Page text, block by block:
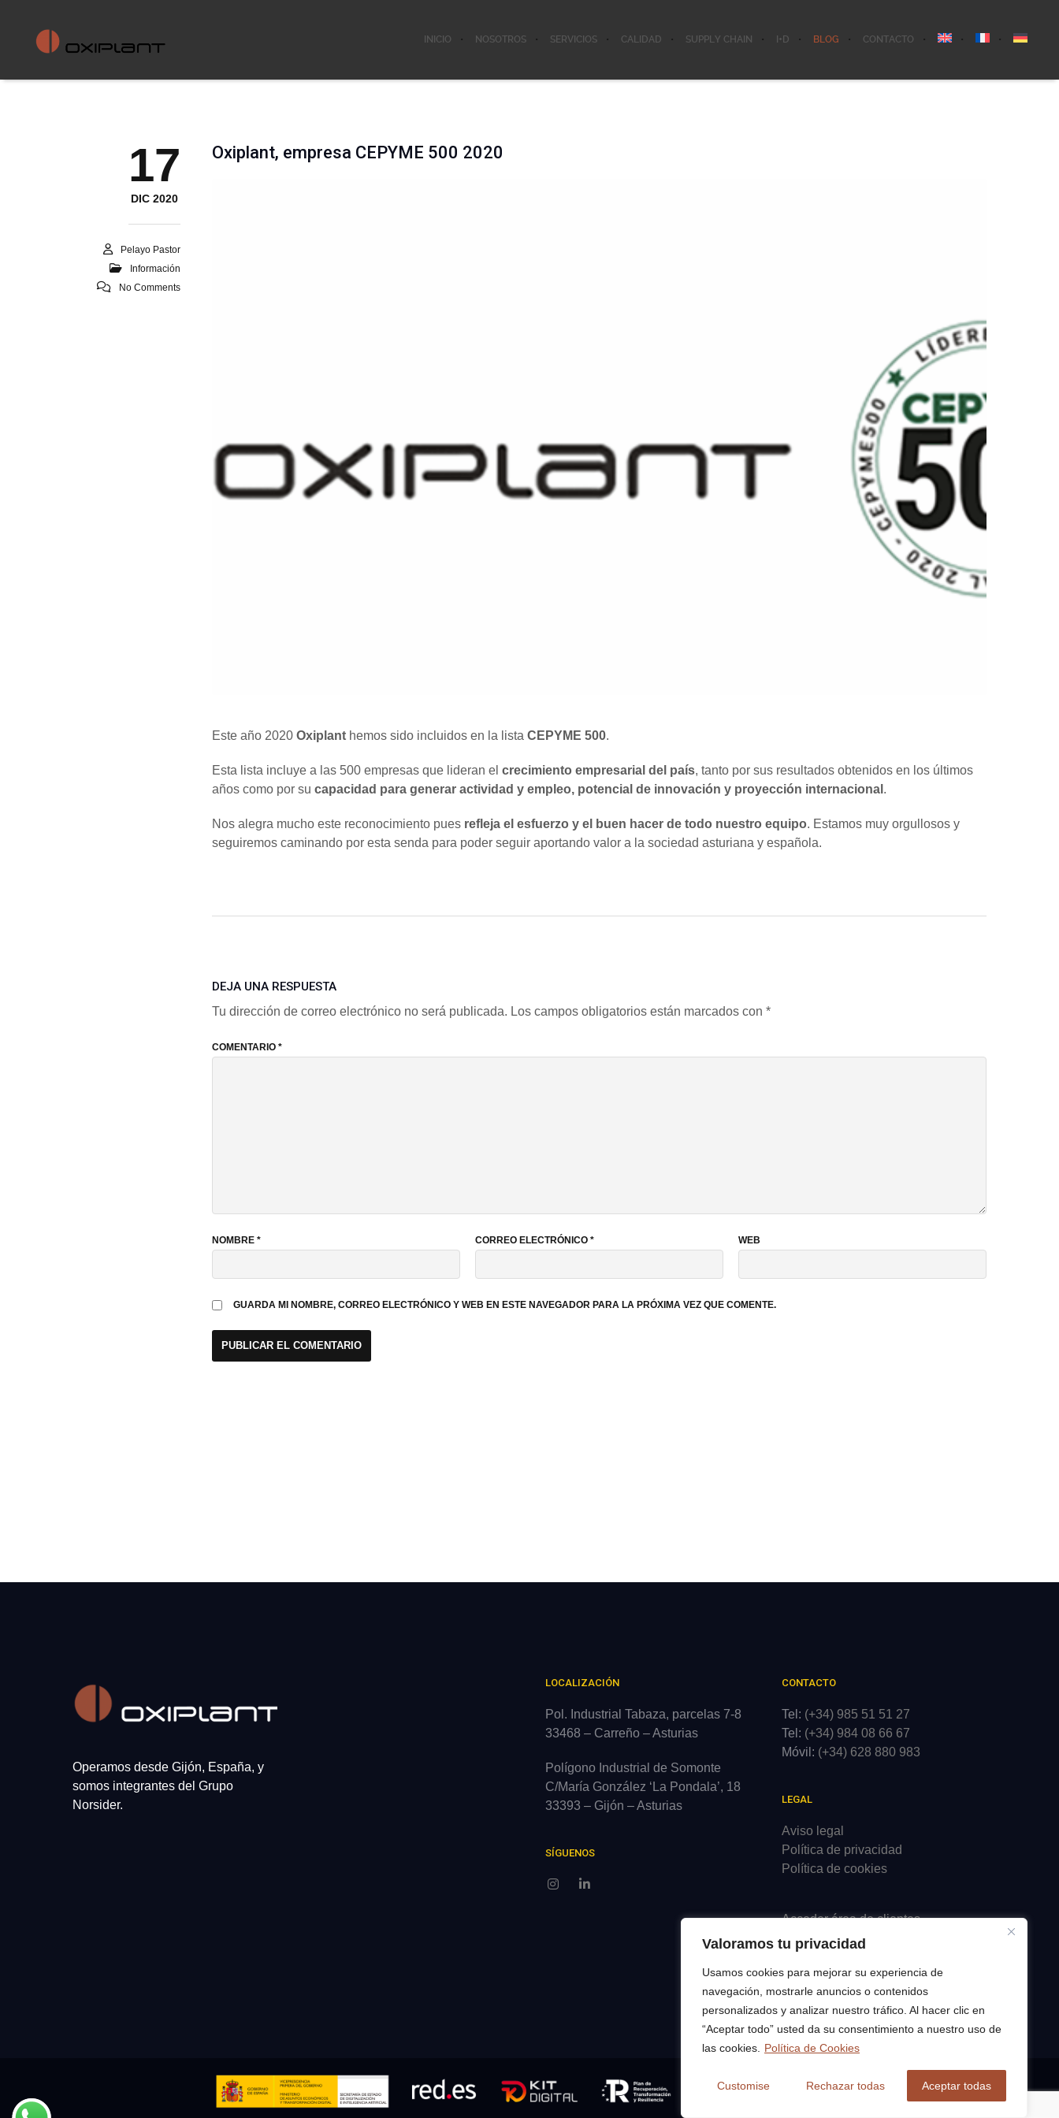
Valoramos tu privacidad
Usamos cookies para mejorar su experiencia de
navegación, mostrarle anuncios o contenidos
personalizados y analizar nuestro tráfico. Al hacer clic en
“Aceptar todo” usted da su consentimiento a nuestro uso de
las cookies.
Política de Cookies
Customise Rechazar todas Aceptar todas
INICIO NOSOTROS SERVICIOS CALIDAD SUPPLY CHAIN I+D BLOG CONTACTO
17
DIC 2020
Pelayo Pastor
Información
No Comments
Oxiplant, empresa CEPYME 500 2020
Este año 2020 Oxiplant hemos sido incluidos en la lista CEPYME 500.
Esta lista incluye a las 500 empresas que lideran el crecimiento empresarial del país, tanto por sus resultados obtenidos en los últimos
años como por su capacidad para generar actividad y empleo, potencial de innovación y proyección internacional .
Nos alegra mucho este reconocimiento pues refleja el esfuerzo y el buen hacer de todo nuestro equipo. Estamos muy orgullosos y
seguiremos caminando por esta senda para poder seguir aportando valor a la sociedad asturiana y española.
DEJA UNA RESPUESTA
Tu dirección de correo electrónico no será publicada. Los campos obligatorios están marcados con *
COMENTARIO *
NOMBRE * CORREO ELECTRÓNICO* WEB
GUARDA MI NOMBRE, CORREO ELECTRÓNICO Y WEB EN ESTE NAVEGADOR PARA LA PRÓXIMA VEZ QUE COMENTE.
Operamos desde Gijón, España, y
somos integrantes del Grupo
Norsider.
LOCALIZACIÓN
Pol. Industrial Tabaza, parcelas 7-8
33468 – Carreño – Asturias
Polígono Industrial de Somonte
C/María González ‘La Pondala’, 18
33393 – Gijón – Asturias
SÍGUENOS
CONTACTO
Tel: (+34) 985 51 51 27
Tel: (+34) 984 08 66 67
Móvil: (+34) 628 880 983
LEGAL
Aviso legal
Política de privacidad
Política de cookies
Acceder área de clientes
Canal de comunicaciones